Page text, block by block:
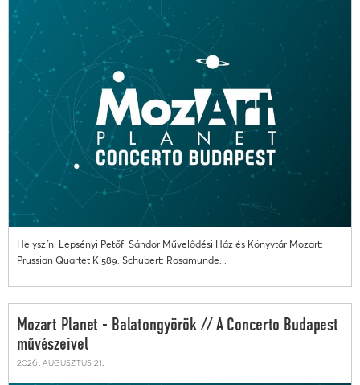
Helyszín: Lepsényi Petőfi Sándor Művelődési Ház és Könyvtár Mozart:
Prussian Quartet K.589. Schubert: Rosamunde...
Mozart Planet - Balatongyörök // A Concerto Budapest
művészeivel
2026. augusztus 21.